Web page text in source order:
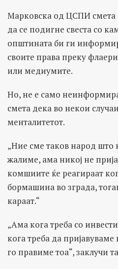
Марковска од ЦСПИ смета
да се подигне свеста со
општината би ги
своите права преку
или медиумите.
Но, не е само
смета дека во некои
менталитетот.
„Ние сме таков народ што
жалиме, ама никој не
комшиите ќе реагираат
бормашина во зграда,
караат.“
„Ама кога треба со
кога треба да
го правиме тоа“, заклучи